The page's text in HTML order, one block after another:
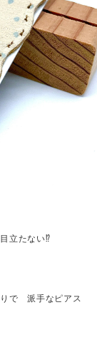
立たない⁉︎
で 派手なピアス